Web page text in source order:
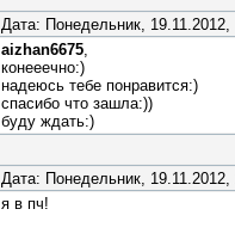
Дата: Понедельник,
aizhan6675,
конееечно:)
надеюсь тебе понравится:)
спасибо что зашла:))
буду ждать:)
Дата: Понедельник,
я в пч!